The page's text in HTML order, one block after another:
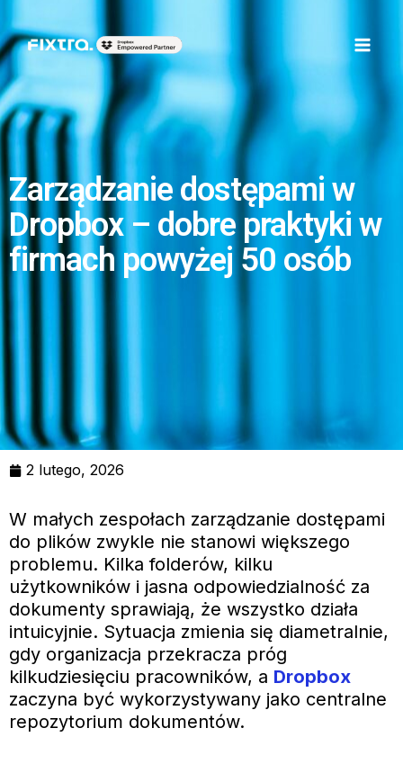
to
content
Zarządzanie dostępami w
Dropbox – dobre praktyki w
firmach powyżej 50 osób
2 lutego, 2026
W małych zespołach zarządzanie dostępami
do plików zwykle nie stanowi większego
problemu. Kilka folderów, kilku
użytkowników i jasna odpowiedzialność za
dokumenty sprawiają, że wszystko działa
intuicyjnie. Sytuacja zmienia się diametralnie,
gdy organizacja przekracza próg
kilkudziesięciu pracowników, a Dropbox
zaczyna być wykorzystywany jako centralne
repozytorium dokumentów.